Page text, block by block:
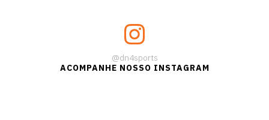
@dn4sports
ACOMPANHE NOSSO INSTAGRAM